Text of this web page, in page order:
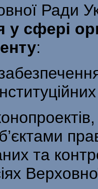
Ради
у сфері
:
та